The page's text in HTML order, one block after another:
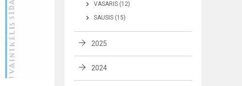
VASARIS (12)
SAUSIS (15)
2025
2024